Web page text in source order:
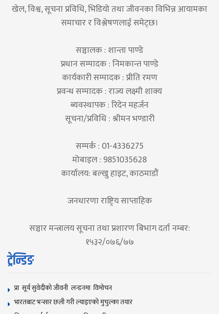
खेल, विश्व, सूचना प्रविधि, भिडियो तथा जीवनका विभिन्न आयामका
समाचार र विश्लेषणलाई समेट्छ।
सञ्चालक : शान्ता पाण्डे
प्रधान सम्पादक : निमकान्त पाण्डे
कार्यकारी सम्पादक : प्रीति रमण
प्रवन्ध सम्पादक : राज्य लक्ष्मी शाक्य
ब्यवस्थापक : रिदेन महर्जन
सूचना/प्रविधि : श्रीमन भण्डारी
सम्पर्क : 01-4336275
मोबाइल : 9851035628
कार्यालय: बल्खु हाइट, काठमाडौं
जनधारणा राष्ट्रिय साप्ताहिक
सञ्चार मन्त्रालय सूचना तथा प्रशारण बिभाग दर्ता नम्बर:
१५३२/०७६/७७
ट्रेन्डिङ
प्रा सूर्य सुवेदीको जीवनी लन्डनमा विमोचन
भारतबाट भन्सार छली गरी ल्याइएको मुचुल्का तयार